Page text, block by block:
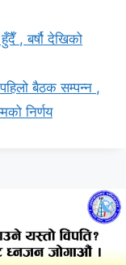
, बर्षौ देखिको
बैठक सम्पन्न ,
निर्णय